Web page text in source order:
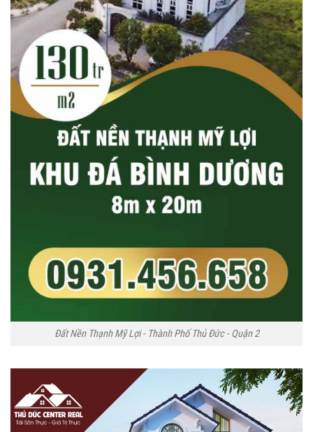
Đất Nền Thạnh Mỹ Lợi - Thành Phố Thủ Đức - Quận 2